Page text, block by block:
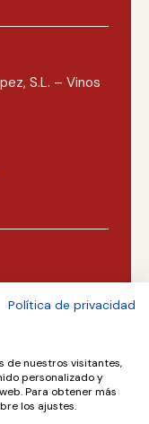
S.L. – Vinos
Política de privacidad
de nuestros visitantes,
personalizado y
Para obtener más
los ajustes.